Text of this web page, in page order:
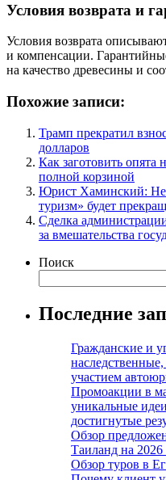
Условия возврата и
Условия возврата
и компенсации.
на качество древесины и
Похожие записи:
Трамп прекратил
долларов
Как заготовить опята
полной корзиной
Юрист Хаминский:
туризм» будет
Сделка
за вмешательства
Поиск
Последние
Гражданские и
участием
Промоакции в
уникальные
достигнутые
Обзор
Таиланд на 2026
Обзор туров в